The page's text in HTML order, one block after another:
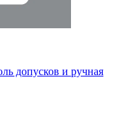
допусков и ручная